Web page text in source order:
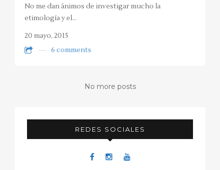
No me dan ánimos de investigar mucho la
etimología y el…
20 mayo, 2015
6 comments
No more posts
REDES SOCIALES